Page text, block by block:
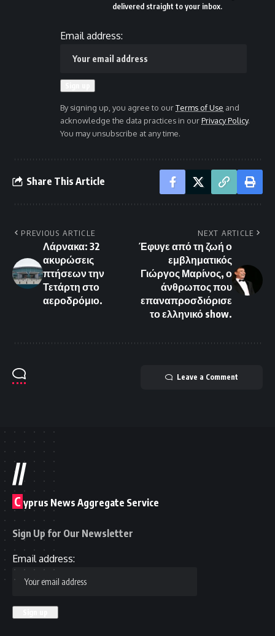
delivered straight to your inbox.
Email address:
By signing up, you agree to ourTerms of Use and
acknowledge the data practices in ourPrivacy Policy.
You may unsubscribe at any time.
Share This Article
PREVIOUS ARTICLE
Λάρνακα: 32
ακυρώσεις
πτήσεων την
Τετάρτη στο
αεροδρόμιο.
NEXT ARTICLE
Έφυγε από τη ζωή ο
εμβληματικός
Γιώργος Μαρίνος, ο
άνθρωπος που
επαναπροσδιόρισε
το ελληνικό show.
Leave a Comment
//
C yprus News Aggregate Service
Sign Up for Our Newsletter
Email address: